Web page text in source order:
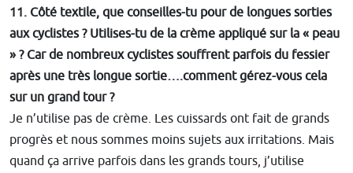
11. Côté textile, que conseilles-tu pour de longues sorties
aux cyclistes ? Utilises-tu de la crème appliqué sur la « peau
» ? Car de nombreux cyclistes souffrent parfois du fessier
après une très longue sortie….comment gérez-vous cela
sur un grand tour ?
Je n’utilise pas de crème. Les cuissards ont fait de grands
progrès et nous sommes moins sujets aux irritations. Mais
quand ça arrive parfois dans les grands tours, j’utilise